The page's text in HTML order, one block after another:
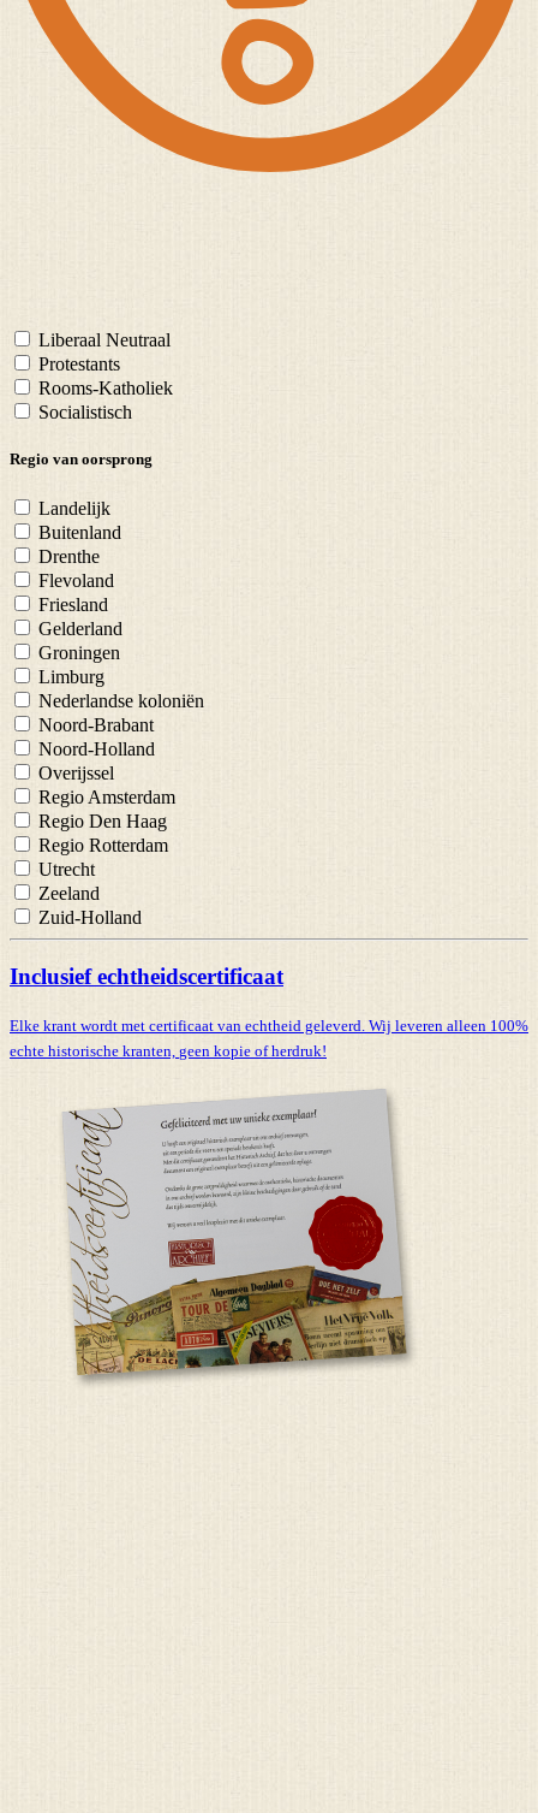
Liberaal Neutraal
Protestants
Rooms-Katholiek
Socialistisch
Regio van oorsprong
Landelijk
Buitenland
Drenthe
Flevoland
Friesland
Gelderland
Groningen
Limburg
Nederlandse koloniën
Noord-Brabant
Noord-Holland
Overijssel
Regio Amsterdam
Regio Den Haag
Regio Rotterdam
Utrecht
Zeeland
Zuid-Holland
Inclusief echtheidscertificaat
Elke krant wordt met certificaat van echtheid geleverd. Wij leveren alleen 100%
echte historische kranten, geen kopie of herdruk!